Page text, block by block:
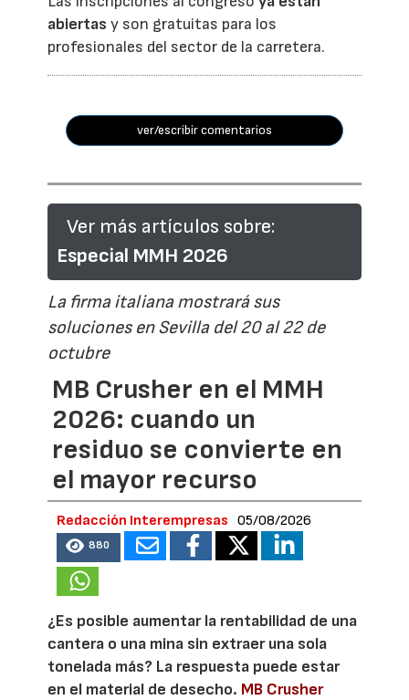
abiertas y son gratuitas para los
profesionales del sector de la carretera.
ver/escribir comentarios
Ver más artículos sobre:
Especial MMH 2026
La firma italiana mostrará sus
soluciones en Sevilla del 20 al 22 de
octubre
MB Crusher en el MMH
2026: cuando un
residuo se convierte en
el mayor recurso
Redacción Interempresas 05/08/2026
880
¿Es posible aumentar la rentabilidad de una
cantera o una mina sin extraer una sola
tonelada más? La respuesta puede estar
en el material de desecho. MB Crusher